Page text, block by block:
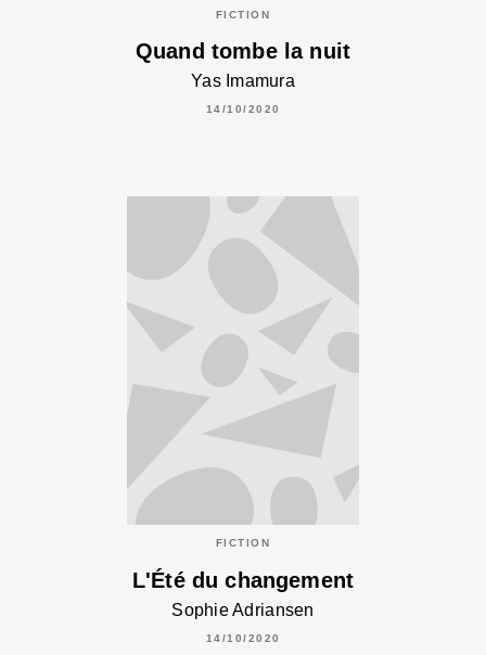
FICTION
Quand tombe la nuit
Yas Imamura
14/10/2020
FICTION
L'Été du changement
Sophie Adriansen
14/10/2020